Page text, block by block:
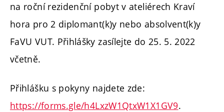
na roční rezidenční pobyt v ateliérech Kraví
hora pro 2 diplomant(k)y nebo absolvent(k)y
FaVU VUT. Přihlášky zasílejte do 25. 5. 2022
včetně.
Přihlášku s pokyny najdete zde:
https://forms.gle/h4LxzW1QtxW1X1GV9.